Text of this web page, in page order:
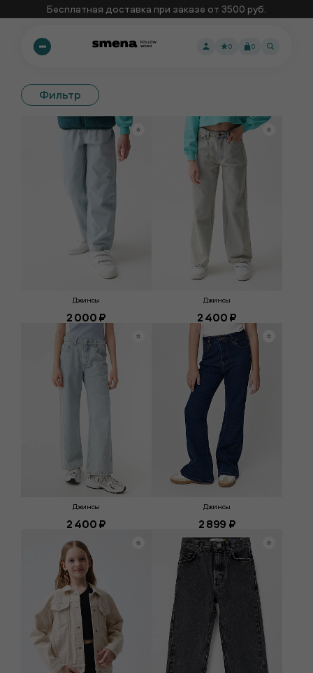
Бесплатная доставка при заказе от 3500 руб.
0
0
Фильтр
Джинсы
2 000 ₽
Джинсы
2 400 ₽
Джинсы
2 400 ₽
Джинсы
2 899 ₽